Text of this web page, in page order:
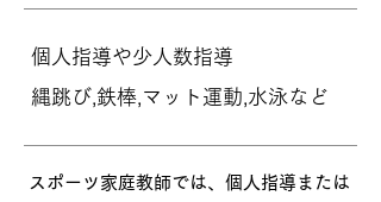
個人指導や少人数指導
縄跳び,鉄棒,マット運動,水泳など
スポーツ家庭教師では、個人指導または